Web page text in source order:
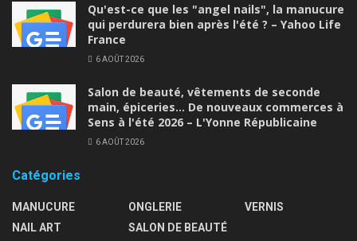
Qu'est-ce que les "angel nails", la manucure
qui perdurera bien après l'été ? – Yahoo Life
France
6 AOÛT 2026
Salon de beauté, vêtements de seconde
main, épiceries… De nouveaux commerces à
Sens à l'été 2026 – L'Yonne Républicaine
6 AOÛT 2026
Catégories
MANUCURE
NAIL ART
ONGLERIE
SALON DE BEAUTÉ
VERNIS